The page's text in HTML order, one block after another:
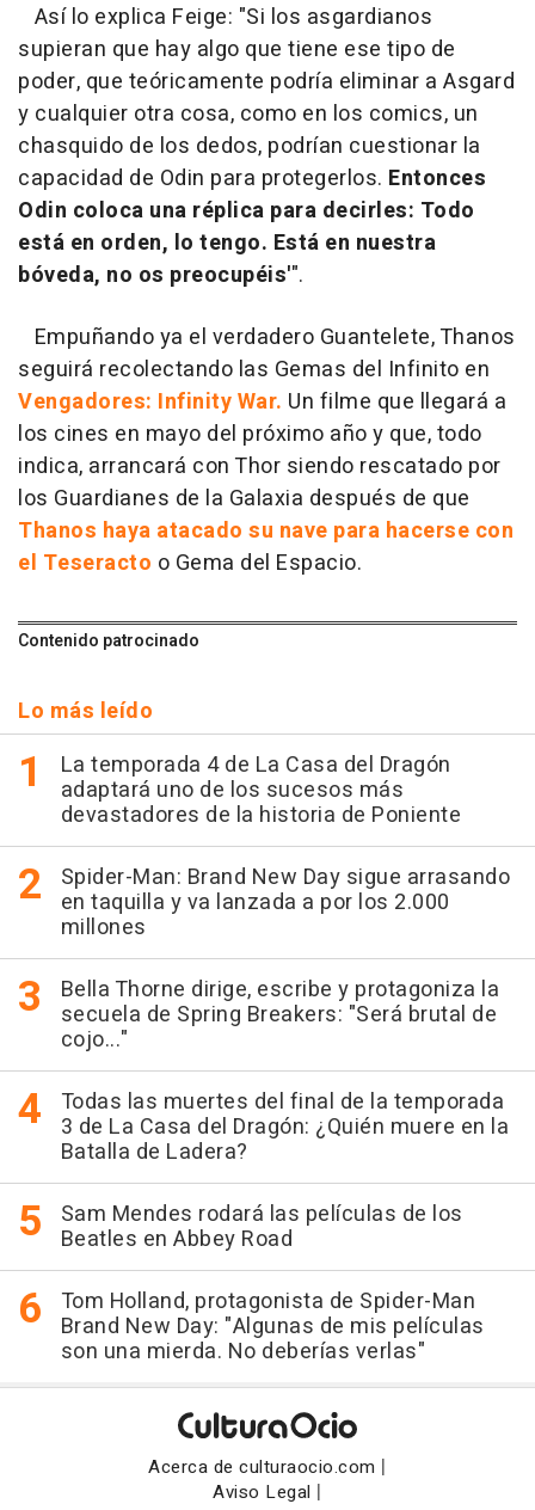
Así lo explica Feige: "Si los asgardianos
supieran que hay algo que tiene ese tipo de
poder, que teóricamente podría eliminar a Asgard
y cualquier otra cosa, como en los comics, un
chasquido de los dedos, podrían cuestionar la
capacidad de Odin para protegerlos. Entonces
Odin coloca una réplica para decirles: Todo
está en orden, lo tengo. Está en nuestra
bóveda, no os preocupéis'".
Empuñando ya el verdadero Guantelete, Thanos
seguirá recolectando las Gemas del Infinito en
Vengadores: Infinity War. Un filme que llegará a
los cines en mayo del próximo año y que, todo
indica, arrancará con Thor siendo rescatado por
los Guardianes de la Galaxia después de que
Thanos haya atacado su nave para hacerse con
el Teseracto o Gema del Espacio.
Contenido patrocinado
Lo más leído
La temporada 4 de La Casa del Dragón
adaptará uno de los sucesos más
devastadores de la historia de Poniente
Spider-Man: Brand New Day sigue arrasando
en taquilla y va lanzada a por los 2.000
millones
Bella Thorne dirige, escribe y protagoniza la
secuela de Spring Breakers: "Será brutal de
cojo..."
Todas las muertes del final de la temporada
3 de La Casa del Dragón: ¿Quién muere en la
Batalla de Ladera?
Sam Mendes rodará las películas de los
Beatles en Abbey Road
Tom Holland, protagonista de Spider-Man
Brand New Day: "Algunas de mis películas
son una mierda. No deberías verlas"
Acerca de culturaocio.com |
Aviso Legal |